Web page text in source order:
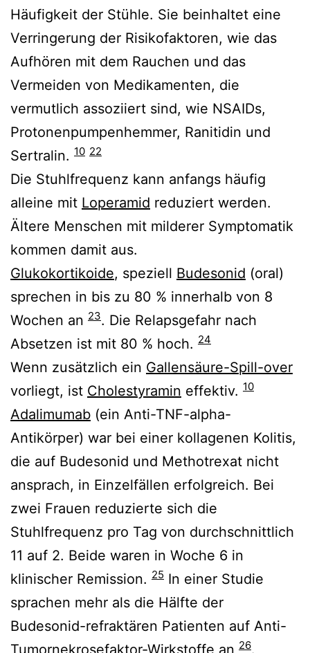
Häufigkeit der Stühle. Sie beinhaltet eine
Verringerung der Risikofaktoren, wie das
Aufhören mit dem Rauchen und das
Vermeiden von Medikamenten, die
vermutlich assoziiert sind, wie NSAIDs,
Protonenpumpenhemmer, Ranitidin und
Sertralin. 10 22
Die Stuhlfrequenz kann anfangs häufig
alleine mit Loperamid reduziert werden.
Ältere Menschen mit milderer Symptomatik
kommen damit aus.
Glukokortikoide, speziell Budesonid (oral)
sprechen in bis zu 80 % innerhalb von 8
Wochen an 23. Die Relapsgefahr nach
Absetzen ist mit 80 % hoch. 24
Wenn zusätzlich ein Gallensäure-Spill-over
vorliegt, ist Cholestyramin effektiv. 10
Adalimumab (ein Anti-TNF-alpha-
Antikörper) war bei einer kollagenen Kolitis,
die auf Budesonid und Methotrexat nicht
ansprach, in Einzelfällen erfolgreich. Bei
zwei Frauen reduzierte sich die
Stuhlfrequenz pro Tag von durchschnittlich
11 auf 2. Beide waren in Woche 6 in
klinischer Remission. 25 In einer Studie
sprachen mehr als die Hälfte der
Budesonid-refraktären Patienten auf Anti-
Tumornekrosefaktor-Wirkstoffe an 26.